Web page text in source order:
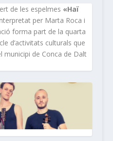
de les espelmes «Haï
per Marta Roca i
forma part de la quarta
d’activitats culturals que
municipi de Conca de Dalt